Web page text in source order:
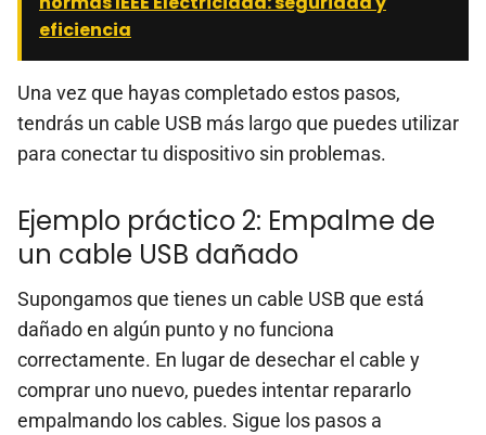
eficiencia
Una vez que hayas completado estos pasos,
tendrás un cable USB más largo que puedes utilizar
para conectar tu dispositivo sin problemas.
Ejemplo práctico 2: Empalme de
un cable USB dañado
Supongamos que tienes un cable USB que está
dañado en algún punto y no funciona
correctamente. En lugar de desechar el cable y
comprar uno nuevo, puedes intentar repararlo
empalmando los cables. Sigue los pasos a